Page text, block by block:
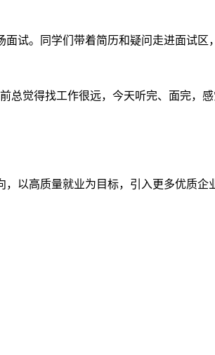
试。同学们带着简历和疑问走进面试
总觉得找工作很远，今天听完、面完，
以高质量就业为目标，引入更多优质